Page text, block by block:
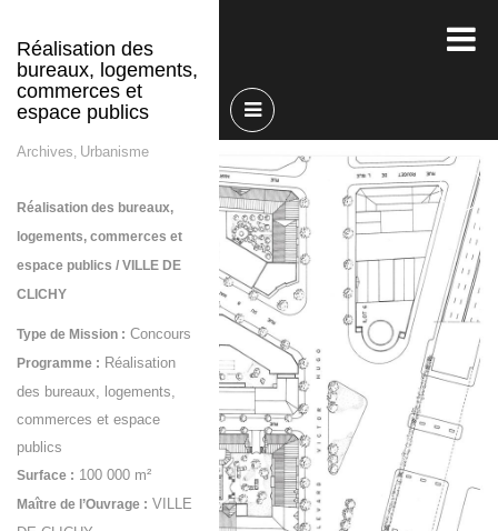
Réalisation des
bureaux, logements,
commerces et
espace publics
Archives, Urbanisme
Réalisation des bureaux,
logements, commerces et
espace publics / VILLE DE
CLICHY
Type de Mission : Concours
Programme : Réalisation
des bureaux, logements,
commerces et espace
publics
Surface : 100 000 m²
Maître de l’Ouvrage : VILLE